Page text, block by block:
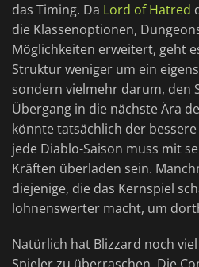
das Timing. Da Lord of Hatred
die Klassenoptionen,
Möglichkeiten erweitert, geht
Struktur weniger um ein
sondern vielmehr darum, den
Übergang in die nächste Ära
könnte tatsächlich der
jede Diablo-Saison muss mit
Kräften überladen sein.
diejenige, die das Kernspiel
lohnenswerter macht, um
Natürlich hat Blizzard noch